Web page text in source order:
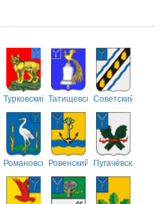
Турковский ТатищевскийСоветский
РомановскийРовенский Пугачёвский